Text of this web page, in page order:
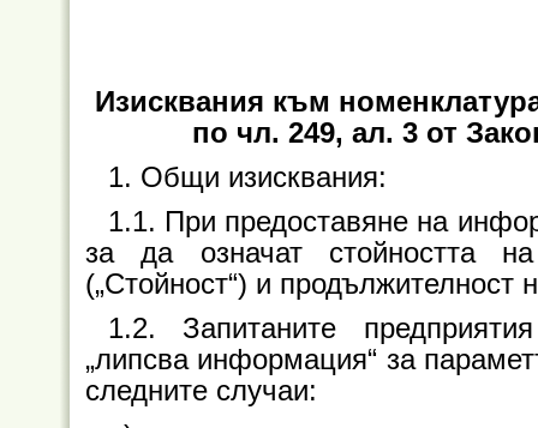
Изисквания към
по чл. 249, ал. 3 от
1. Общи изисквания:
1.1. При предоставяне на
за да означат стойността
(„Стойност“) и продължителност
1.2. Запитаните
„липсва информация“ за
следните случаи: